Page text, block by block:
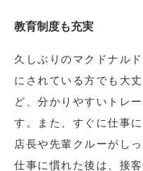
教育制度も充実
久しぶりのマクドナル
にされている方でも大
ど、分かりやすいトレ
す。また、すぐに仕事
店長や先輩クルーがし
仕事に慣れた後は、接